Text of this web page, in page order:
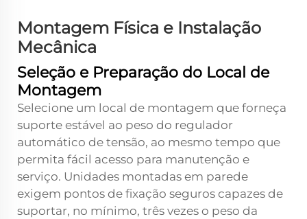
Montagem Física e Instalação
Mecânica
Seleção e Preparação do Local de
Montagem
Selecione um local de montagem que forneça
suporte estável ao peso do regulador
automático de tensão, ao mesmo tempo que
permita fácil acesso para manutenção e
serviço. Unidades montadas em parede
exigem pontos de fixação seguros capazes de
suportar, no mínimo, três vezes o peso da